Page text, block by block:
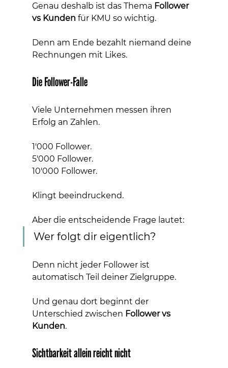
Genau deshalb ist das Thema Follower
vs Kunden für KMU so wichtig.
Denn am Ende bezahlt niemand deine
Rechnungen mit Likes.
Die Follower-Falle
Viele Unternehmen messen ihren
Erfolg an Zahlen.
1'000 Follower.
5'000 Follower.
10'000 Follower.
Klingt beeindruckend.
Aber die entscheidende Frage lautet:
Wer folgt dir eigentlich?
Denn nicht jeder Follower ist
automatisch Teil deiner Zielgruppe.
Und genau dort beginnt der
Unterschied zwischen Follower vs
Kunden.
Sichtbarkeit allein reicht nicht